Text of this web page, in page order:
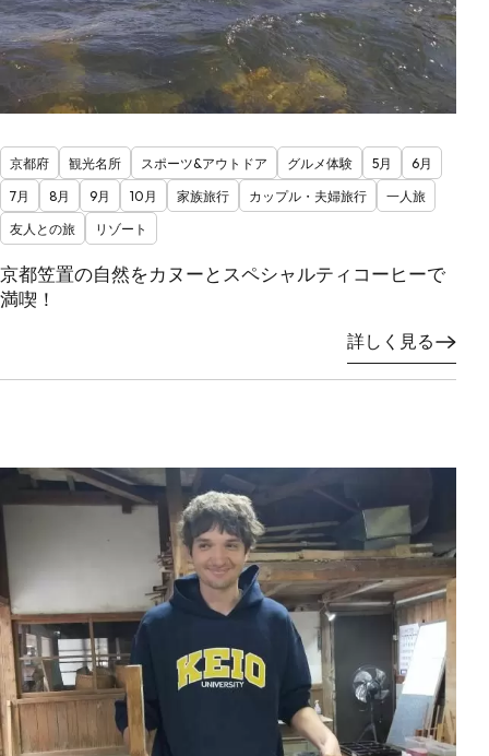
京都府 観光名所 スポーツ&アウトドア グルメ体験 5月
6月
7月
8月 9月 10月 家族旅行 カップル・夫婦旅行
一人旅
友人との旅
リゾート
京都笠置の自然をカヌーとスペシャルティコーヒーで
満喫！
詳しく見る